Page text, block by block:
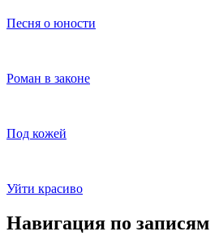
Песня о юности
Роман в законе
Под кожей
Уйти красиво
Навигация по записям